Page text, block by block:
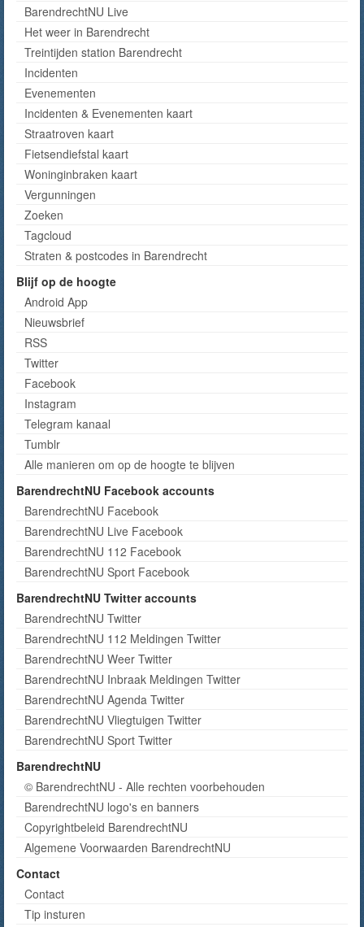
BarendrechtNU Live
Het weer in Barendrecht
Treintijden station Barendrecht
Incidenten
Evenementen
Incidenten & Evenementen kaart
Straatroven kaart
Fietsendiefstal kaart
Woninginbraken kaart
Vergunningen
Zoeken
Tagcloud
Straten & postcodes in Barendrecht
Blijf op de hoogte
Android App
Nieuwsbrief
RSS
Twitter
Facebook
Instagram
Telegram kanaal
Tumblr
Alle manieren om op de hoogte te blijven
BarendrechtNU Facebook accounts
BarendrechtNU Facebook
BarendrechtNU Live Facebook
BarendrechtNU 112 Facebook
BarendrechtNU Sport Facebook
BarendrechtNU Twitter accounts
BarendrechtNU Twitter
BarendrechtNU 112 Meldingen Twitter
BarendrechtNU Weer Twitter
BarendrechtNU Inbraak Meldingen Twitter
BarendrechtNU Agenda Twitter
BarendrechtNU Vliegtuigen Twitter
BarendrechtNU Sport Twitter
BarendrechtNU
© BarendrechtNU - Alle rechten voorbehouden
BarendrechtNU logo's en banners
Copyrightbeleid BarendrechtNU
Algemene Voorwaarden BarendrechtNU
Contact
Contact
Tip insturen